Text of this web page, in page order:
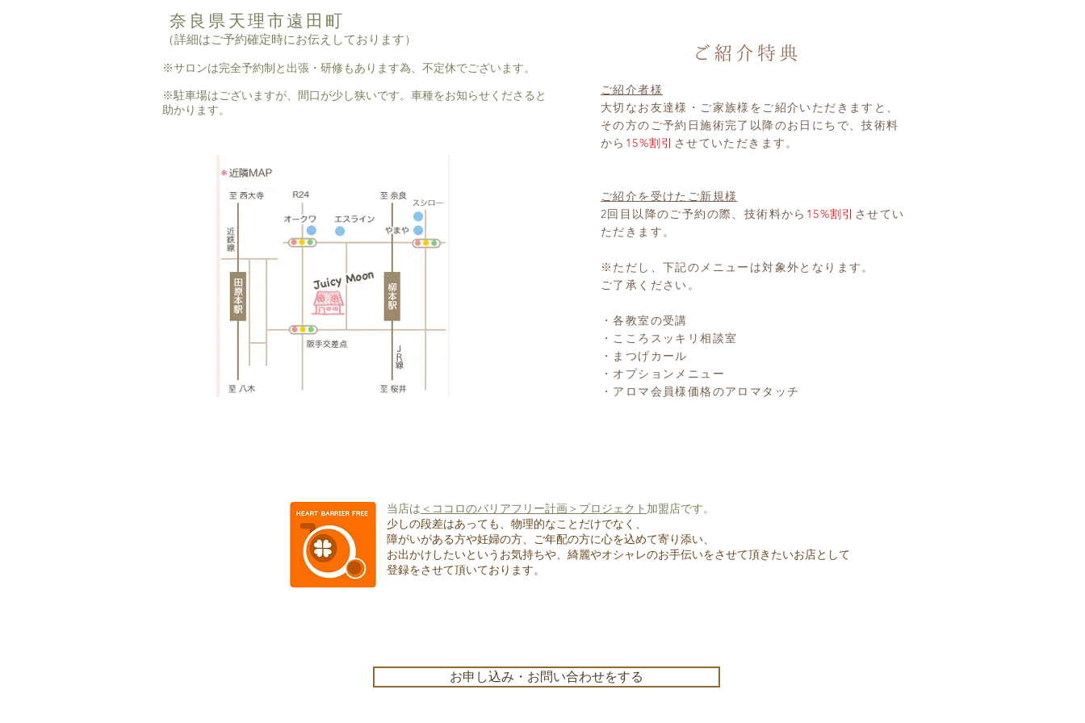
奈良県天理市遠田町
（詳細はご予約確定時にお伝えしております）
※サロンは完全予約制と出張・研修もあります為、不定休でございます。
※駐車場はございますが、間口が少し狭いです。車種をお知らせくださると
助かります。
ご紹介者様
大切なお友達様・ご家族様をご紹介いただきますと、
その方のご予約日施術完了以降のお日にちで、技術料
から 15%割引 させていただきます。
ご紹介を受けたご新規様
2回目以降のご予約の際、技術料から 15%割引
させてい
ただきます。
※ただし、下記のメニューは対象外となります。
ご了承ください。
・各教室の受講
・こころスッキリ相談室
・まつげカール
・オプションメニュー
・アロマ会員様価格のアロマタッチ
当店は ＜ココロのバリアフリー計画＞プロジェクト 加盟店です。
少しの段差はあっても、物理的なことだけでなく、
障がいがある方や妊婦の方、ご年配の方に心を込めて寄り添い、
お出かけしたいというお気持ちや、綺麗やオシャレのお手伝いをさせて頂きたいお店として
登録をさせて頂いております。
お申し込み・お問い合わせをする